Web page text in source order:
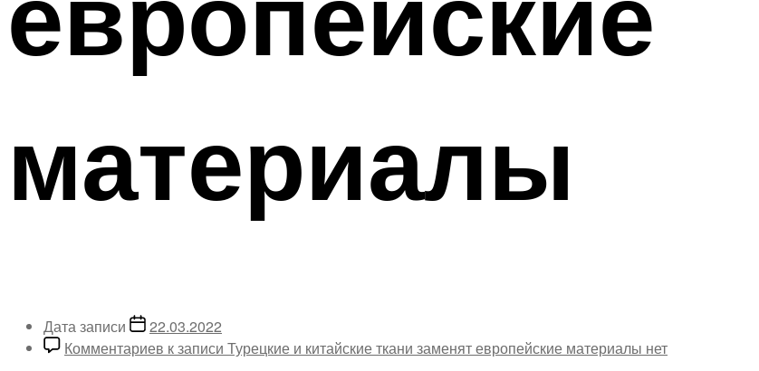
материалы
Дата записи
22.03.2022
Комментариев к записи Турецкие и китайские ткани заменят европейские материалы нет